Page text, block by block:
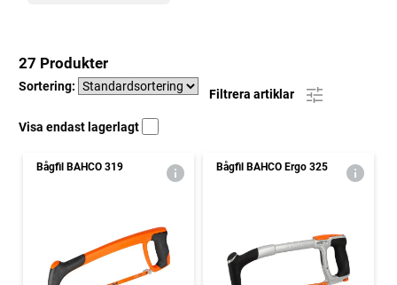
27 Produkter
Sortering:
Filtrera artiklar
Visa endast lagerlagt
Bågfil BAHCO 319 Bågfil BAHCO Ergo 325